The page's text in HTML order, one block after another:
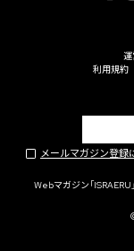
運
利用規約
メールマガジン登録
Webマガジン「